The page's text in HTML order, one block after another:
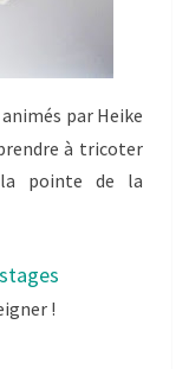
par Heike
à tricoter
pointe de la
!